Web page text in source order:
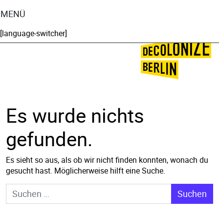
🌍
🌞
MENÜ
[language-switcher]
Es wurde nichts
gefunden.
Es sieht so aus, als ob wir nicht finden konnten, wonach du
gesucht hast. Möglicherweise hilft eine Suche.
Suche nach: